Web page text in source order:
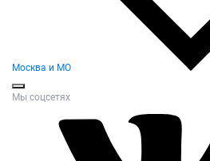
Москва и МО
Мы соцсетях